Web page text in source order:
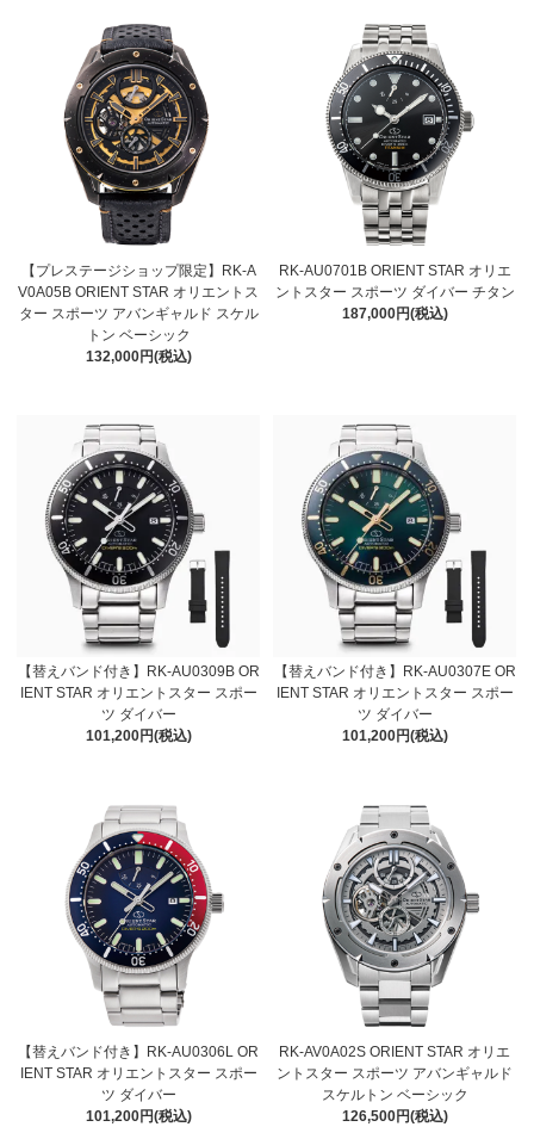
【プレステージショップ限定】RK-A
V0A05B ORIENT STAR オリエントス
ター スポーツ アバンギャルド スケル
トン ベーシック
132,000円(税込)
RK-AU0701B ORIENT STAR オリエ
ントスター スポーツ ダイバー チタン
187,000円(税込)
【替えバンド付き】RK-AU0309B OR
IENT STAR オリエントスター スポー
ツ ダイバー
101,200円(税込)
【替えバンド付き】RK-AU0307E OR
IENT STAR オリエントスター スポー
ツ ダイバー
101,200円(税込)
【替えバンド付き】RK-AU0306L OR
IENT STAR オリエントスター スポー
ツ ダイバー
101,200円(税込)
RK-AV0A02S ORIENT STAR オリエ
ントスター スポーツ アバンギャルド
スケルトン ベーシック
126,500円(税込)